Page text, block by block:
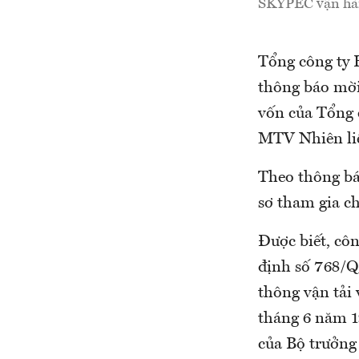
SKYPEC vận
Tổng công ty
thông báo
vốn của
MTV Nhiên
Theo thông
sơ tham gia
Được biết,
định số 768/
thông vận tải
tháng 6 năm
của Bộ